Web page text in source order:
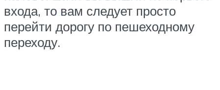
входа, то вам следует просто
перейти дорогу по пешеходному
переходу.